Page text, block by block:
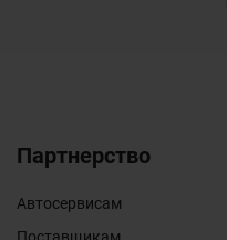
Партнерство
Автосервисам